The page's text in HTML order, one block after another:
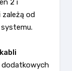
2 i
od
dodatkowych